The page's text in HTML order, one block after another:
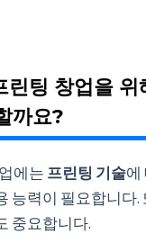
린팅 창업을 위
까요?
에는 프린팅 기술에
능력이 필요합니다
중요합니다.